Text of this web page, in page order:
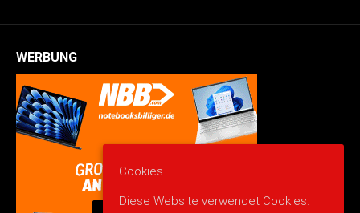
WERBUNG
Cookies
Diese Website verwendet Cookies: